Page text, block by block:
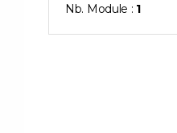
Nb. Module : 1